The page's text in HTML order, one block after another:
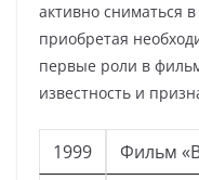
активно сниматься
приобретая
первые роли в
известность и
1999 Фильм